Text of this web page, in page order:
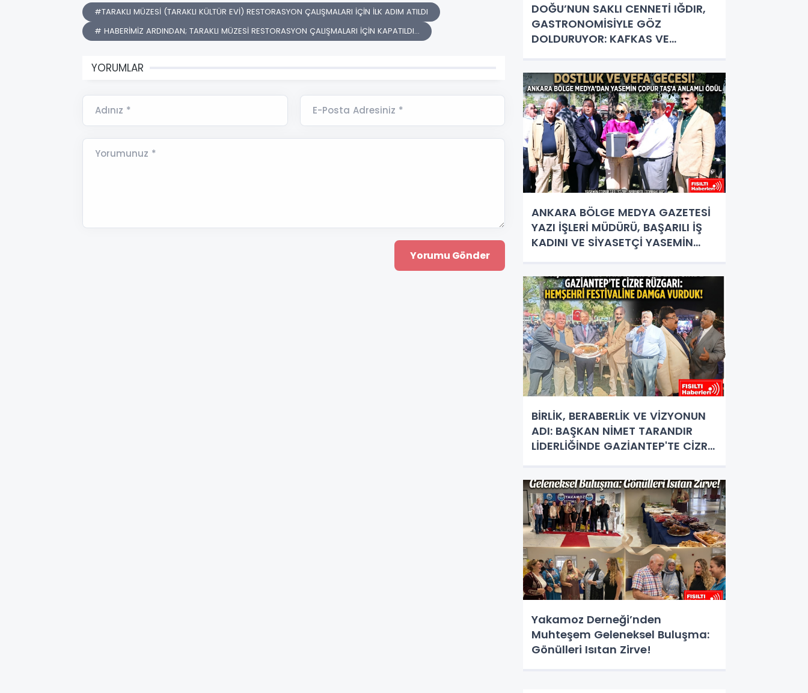
#TARAKLI MÜZESİ (TARAKLI KÜLTÜR EVİ) RESTORASYON ÇALIŞMALARI İÇİN İLK ADIM ATILDI
# HABERİMİZ ARDINDAN; TARAKLI MÜZESİ RESTORASYON ÇALIŞMALARI İÇİN KAPATILDI...
YORUMLAR
Adınız * E-Posta Adresiniz *
Yorumunuz *
DOĞU’NUN SAKLI CENNETİ IĞDIR,
GASTRONOMİSİYLE GÖZ
DOLDURUYOR: KAFKAS VE
ANKARA BÖLGE MEDYA GAZETESİ
YAZI İŞLERİ MÜDÜRÜ, BAŞARILI İŞ
KADINI VE SİYASETÇİ YASEMİN
BİRLİK, BERABERLİK VE VİZYONUN
ADI: BAŞKAN NİMET TARANDIR
LİDERLİĞİNDE GAZİANTEP'TE CİZRE
Yakamoz Derneği’nden
Muhteşem Geleneksel Buluşma:
Gönülleri Isıtan Zirve!